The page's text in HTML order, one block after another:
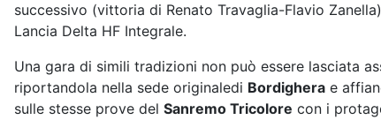
successivo (vittoria di Renato Travaglia-Flavio
Lancia Delta HF Integrale.
Una gara di simili tradizioni non può essere lasciata
riportandola nella sede originaledi Bordighera e
sulle stesse prove del Sanremo Tricolore con i